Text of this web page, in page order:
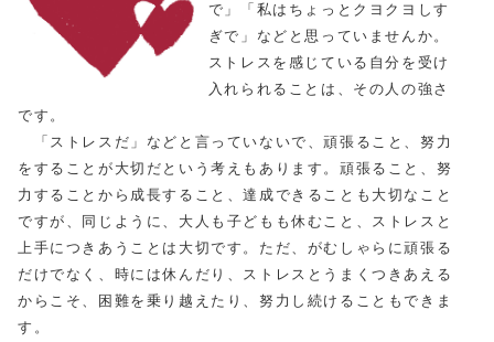
で」「私はちょっとクヨクヨしす
ぎで」などと思っていませんか。
ストレスを感じている自分を受け
入れられることは、その人の強さ
です。
「ストレスだ」などと言っていないで、頑張ること、努力
をすることが大切だという考えもあります。頑張ること、努
力することから成長すること、達成できることも大切なこと
ですが、同じように、大人も子どもも休むこと、ストレスと
上手につきあうことは大切です。ただ、がむしゃらに頑張る
だけでなく、時には休んだり、ストレスとうまくつきあえる
からこそ、困難を乗り越えたり、努力し続けることもできま
す。